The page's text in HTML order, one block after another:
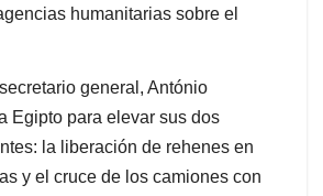
humanitarias sobre el
general, António
Egipto para elevar sus dos
la liberación de rehenes en
y el cruce de los camiones con